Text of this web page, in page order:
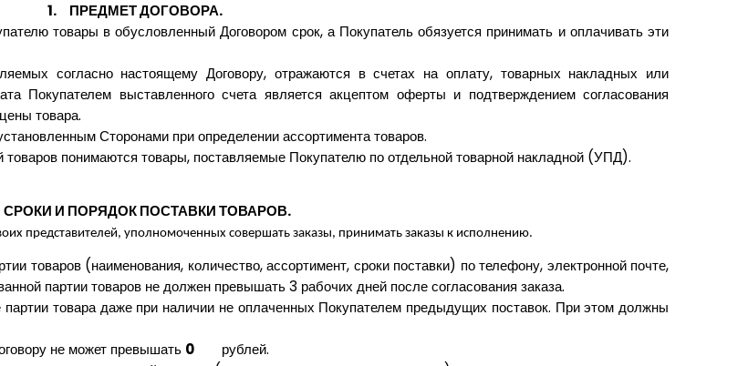
1.
ПРЕДМЕТ ДОГОВОРА.
товары в обусловленный Договором срок, а Покупатель обязуется принимать и оплачивать эти
согласно настоящему Договору, отражаются в счетах на оплату, товарных накладных или
Покупателем выставленного счета является акцептом оферты и подтверждением согласования
товара.
Сторонами при определении ассортимента товаров.
товаров понимаются товары, поставляемые Покупателю по отдельной товарной накладной (УПД).
СРОКИ И ПОРЯДОК ПОСТАВКИ ТОВАРОВ.
представителей, уполномоченных совершать заказы, принимать заказы к исполнению.
товаров (наименования, количество, ассортимент, сроки поставки) по телефону, электронной почте,
партии товаров не должен превышать 3 рабочих дней после согласования заказа.
товара даже при наличии не оплаченных Покупателем предыдущих поставок. При этом должны
не может превышать 0 рублей.